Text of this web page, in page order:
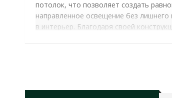
потолок, что позволяет создать
направленное освещение без лишнего
в интерьер. Благодаря своей